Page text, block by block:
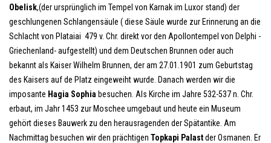
Obelisk,(der ursprünglich im Tempel von Karnak im Luxor stand) der
geschlungenen Schlangensäule ( diese Säule wurde zur Erinnerung an die
Schlacht von Plataiai 479 v. Chr. direkt vor den Apollontempel von Delphi -
Griechenland- aufgestellt) und dem Deutschen Brunnen oder auch
bekannt als Kaiser Wilhelm Brunnen, der am 27.01.1901 zum Geburtstag
des Kaisers auf de Platz eingeweiht wurde. Danach werden wir die
imposante Hagia Sophia besuchen. Als Kirche im Jahre 532-537 n. Chr.
erbaut, im Jahr 1453 zur Moschee umgebaut und heute ein Museum
gehört dieses Bauwerk zu den herausragenden der Spätantike. Am
Nachmittag besuchen wir den prächtigen Topkapi Palastder Osmanen. Er